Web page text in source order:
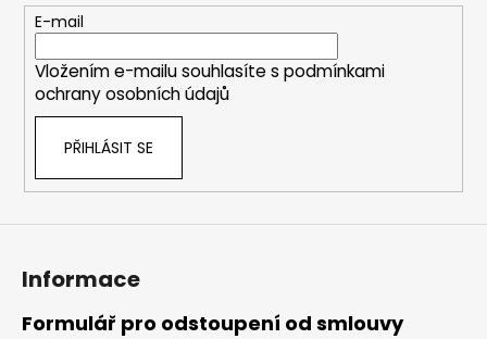
E-mail
Vložením e-mailu souhlasíte s podmínkami
ochrany osobních údajů
PŘIHLÁSIT SE
Informace
Formulář pro odstoupení od smlouvy